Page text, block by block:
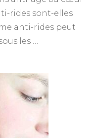
rides sont-elles
anti-rides peut
les …